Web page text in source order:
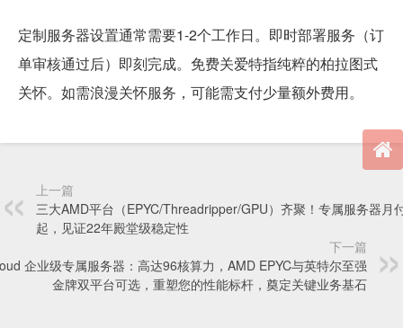
定制服务器设置通常需要1-2个工作日。即时部署服务（订
单审核通过后）即刻完成。免费关爱特指纯粹的柏拉图式
关怀。如需浪漫关怀服务，可能需支付少量额外费用。
上一篇
三大AMD平台（EPYC/Threadripper/GPU）齐聚！专属服务器月
起，见证22年殿堂级稳定性
下一篇
企业级专属服务器：高达96核算力，AMD EPYC与英特尔至强
金牌双平台可选，重塑您的性能标杆，奠定关键业务基石